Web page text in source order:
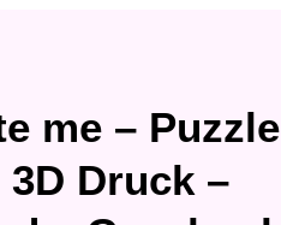
me – Puzzle
Druck –